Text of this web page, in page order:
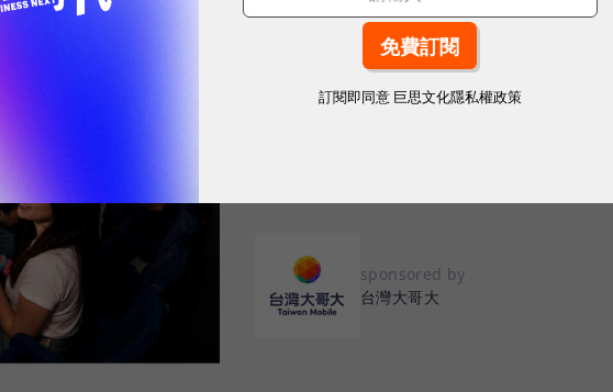
3C生活
告別「極速迷思」！
密：什麼才是 5G 時代的
真正好用的網路服務，不是測速軟體上的瞬間峰
sponsored by
台灣大哥大
訂閱即同意 巨思文化隱私權政策